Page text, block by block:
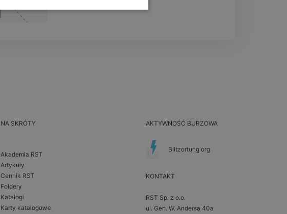
NA SKRÓTY
Akademia RST
Artykuły
Cennik RST
Foldery
Katalogi
Karty katalogowe
AKTYWNOŚĆ BURZOWA
Blitzortung.org
KONTAKT
RST Sp. z o.o.
ul. Gen. W. Andersa 40a